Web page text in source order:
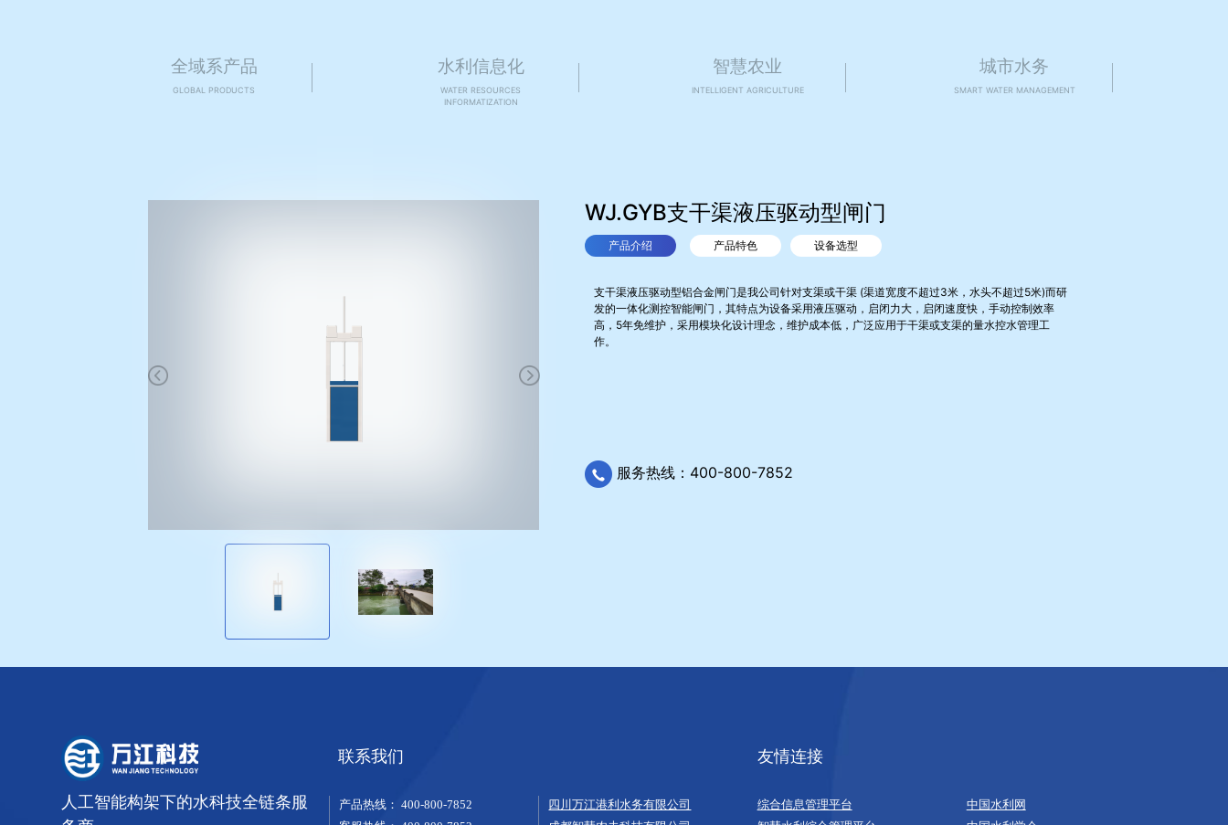
全域系产品
GLOBAL PRODUCTS
水利信息化
WATER RESOURCES
INFORMATIZATION
智慧农业
INTELLIGENT AGRICULTURE
城市水务
SMART WATER MANAGEMENT
WJ.GYB支干渠液压驱动型闸门
产品介绍 产品特色 设备选型
支干渠液压驱动型铝合金闸门是我公司针对支渠或干渠 (渠道宽度不超过3米，水头不超过5米)而研
发的一体化测控智能闸门，其特点为设备采用液压驱动，启闭力大，启闭速度快，手动控制效率
高，5年免维护，采用模块化设计理念，维护成本低，广泛应用于干渠或支渠的量水控水管理工
作。
服务热线：400-800-7852
人工智能构架下的水科技全链条服
联系我们
产品热线：400-800-7852
四川万江港利水务有限公司
友情连接
综合信息管理平台
中国水利网